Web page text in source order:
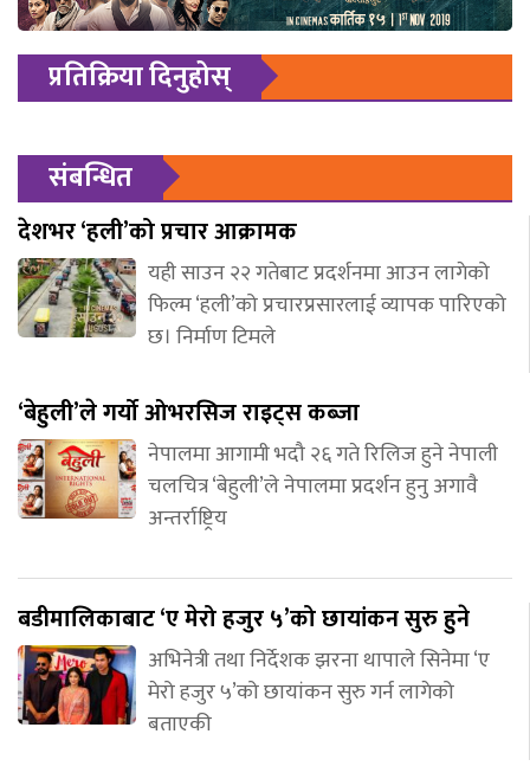
प्रतिक्रिया दिनुहोस्
संबन्धित
देशभर ‘हली’को प्रचार आक्रामक
यही साउन २२ गतेबाट प्रदर्शनमा आउन लागेको
फिल्म ‘हली’को प्रचारप्रसारलाई व्यापक पारिएको
छ। निर्माण टिमले
‘बेहुली’ले गर्यो ओभरसिज राइट्स कब्जा
नेपालमा आगामी भदौ २६ गते रिलिज हुने नेपाली
चलचित्र ‘बेहुली’ले नेपालमा प्रदर्शन हुनु अगावै
अन्तर्राष्ट्रिय
बडीमालिकाबाट ‘ए मेरो हजुर ५’को छायांकन सुरु हुने
अभिनेत्री तथा निर्देशक झरना थापाले सिनेमा ‘ए
मेरो हजुर ५’को छायांकन सुरु गर्न लागेको
बताएकी